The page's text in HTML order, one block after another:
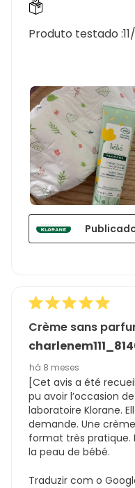
Produto testado :
Crème sans
há 8 meses
[Cet avis a été
pu avoir l’occasion
laboratoire Klorane.
demande. Une
format très pratique.
la peau de bébé.
Traduzir com o